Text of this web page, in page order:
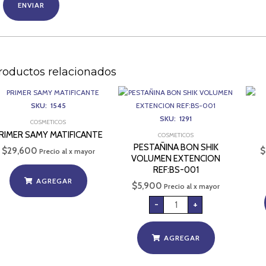
relacionados
SKU: 1545
COSMETICOS
SAMY MATIFICANTE
$29,600 Precio al x mayor
AGREGAR
SKU: 1291
COSMETICOS
PESTAÑINA BON SHIK
VOLUMEN EXTENCION
REF:BS-001
$5,900 Precio al x mayor
-
PESTAÑINA
BON
SHIK
VOLUMEN
EXTENCION
REF:BS-
001
cantidad
+
AGREGAR
$